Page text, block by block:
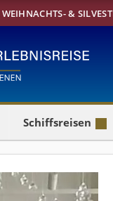
&
Schiffsreisen